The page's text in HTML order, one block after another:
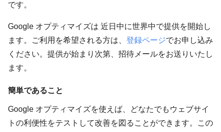
です。
Google オプティマイズは 近日中に世界中で提供を開始し
ます。ご利用を希望される方は、 登録ページでお申し込み
ください。提供が始まり次第、招待メールをお送りいたし
ます。
簡単であること
Google オプティマイズを使えば、どなたでもウェブサイ
トの利便性をテストして改善を図ることができます。この